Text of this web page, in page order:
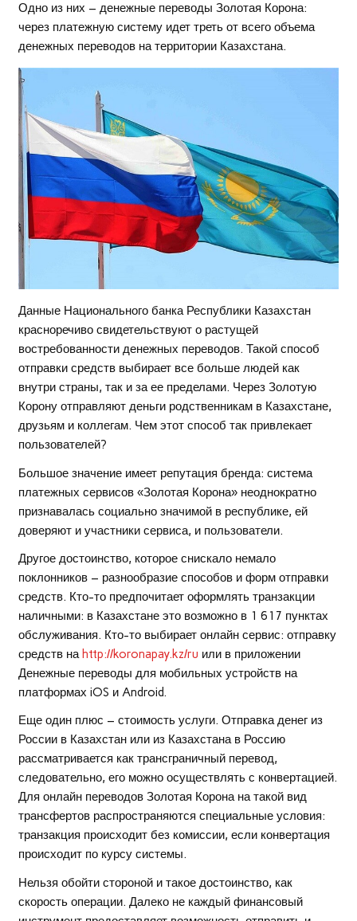
Одно из них – денежные переводы Золотая Корона:
через платежную систему идет треть от всего объема
денежных переводов на территории Казахстана.
Данные Национального банка Республики Казахстан
красноречиво свидетельствуют о растущей
востребованности денежных переводов. Такой способ
отправки средств выбирает все больше людей как
внутри страны, так и за ее пределами. Через Золотую
Корону отправляют деньги родственникам в Казахстане,
друзьям и коллегам. Чем этот способ так привлекает
пользователей?
Большое значение имеет репутация бренда: система
платежных сервисов «Золотая Корона» неоднократно
признавалась социально значимой в республике, ей
доверяют и участники сервиса, и пользователи.
Другое достоинство, которое снискало немало
поклонников – разнообразие способов и форм отправки
средств. Кто-то предпочитает оформлять транзакции
наличными: в Казахстане это возможно в 1 617 пунктах
обслуживания. Кто-то выбирает онлайн сервис: отправку
средств на http://koronapay.kz/ru или в приложении
Денежные переводы для мобильных устройств на
платформах iOS и Android.
Еще один плюс – стоимость услуги. Отправка денег из
России в Казахстан или из Казахстана в Россию
рассматривается как трансграничный перевод,
следовательно, его можно осуществлять с конвертацией.
Для онлайн переводов Золотая Корона на такой вид
трансфертов распространяются специальные условия:
транзакция происходит без комиссии, если конвертация
происходит по курсу системы.
Нельзя обойти стороной и такое достоинство, как
скорость операции. Далеко не каждый финансовый